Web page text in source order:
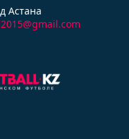
Астана